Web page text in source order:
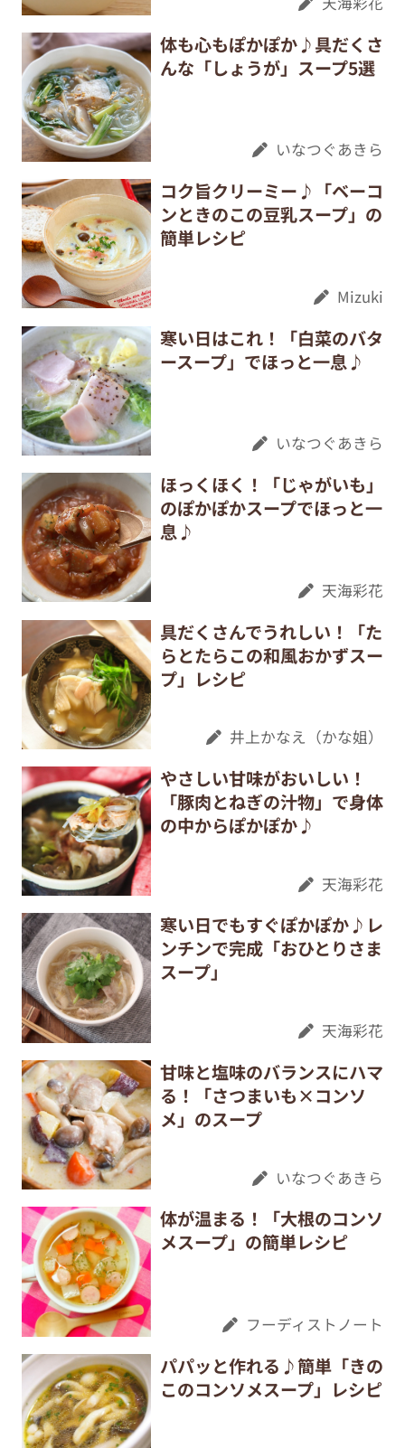
体も心もぽかぽか♪具だくさ
んな「しょうが」スープ5選
いなつぐあきら
コク旨クリーミー♪「ベーコ
ンときのこの豆乳スープ」の
簡単レシピ
Mizuki
寒い日はこれ！「白菜のバタ
ースープ」でほっと一息♪
いなつぐあきら
ほっくほく！「じゃがいも」
のぽかぽかスープでほっと一
息♪
天海彩花
具だくさんでうれしい！「た
らとたらこの和風おかずスー
プ」レシピ
井上かなえ（かな姐）
やさしい甘味がおいしい！
「豚肉とねぎの汁物」で身体
の中からぽかぽか♪
天海彩花
寒い日でもすぐぽかぽか♪レ
ンチンで完成「おひとりさま
スープ」
天海彩花
甘味と塩味のバランスにハマ
る！「さつまいも×コンソ
メ」のスープ
いなつぐあきら
体が温まる！「大根のコンソ
メスープ」の簡単レシピ
フーディストノート
パパッと作れる♪簡単「きの
このコンソメスープ」レシピ